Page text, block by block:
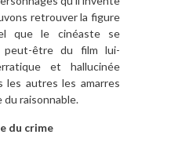
retrouver la figure
que le cinéaste se
peut-être du film lui-
et hallucinée
les autres les amarres
du raisonnable.
du crime